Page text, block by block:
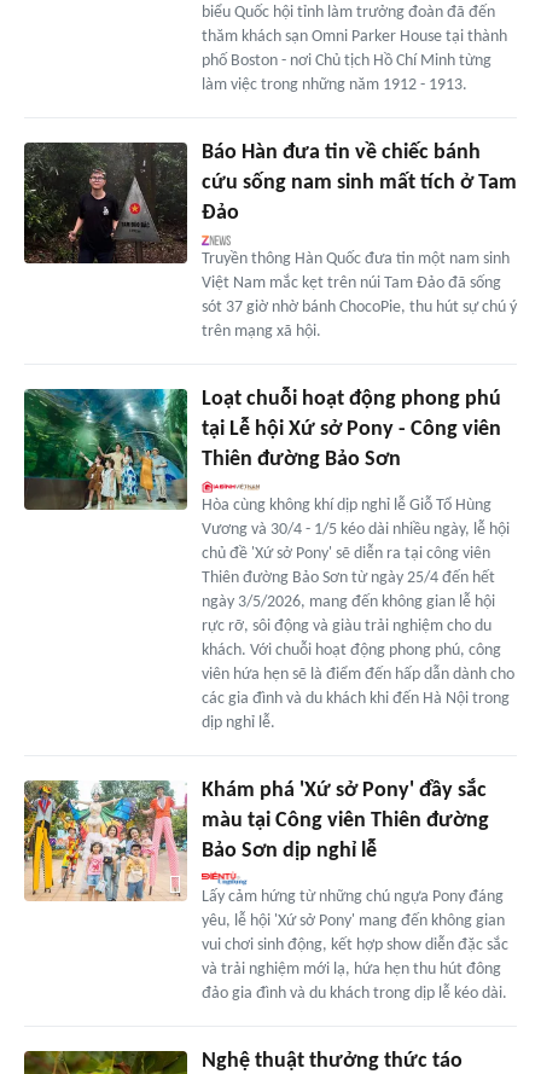
biểu Quốc hội tỉnh làm trưởng đoàn đã đến
thăm khách sạn Omni Parker House tại thành
phố Boston - nơi Chủ tịch Hồ Chí Minh từng
làm việc trong những năm 1912 - 1913.
Báo Hàn đưa tin về chiếc bánh
cứu sống nam sinh mất tích ở Tam
Đảo
Truyền thông Hàn Quốc đưa tin một nam sinh
Việt Nam mắc kẹt trên núi Tam Đảo đã sống
sót 37 giờ nhờ bánh ChocoPie, thu hút sự chú ý
trên mạng xã hội.
Loạt chuỗi hoạt động phong phú
tại Lễ hội Xứ sở Pony - Công viên
Thiên đường Bảo Sơn
Hòa cùng không khí dịp nghỉ lễ Giỗ Tổ Hùng
Vương và 30/4 - 1/5 kéo dài nhiều ngày, lễ hội
chủ đề 'Xứ sở Pony' sẽ diễn ra tại công viên
Thiên đường Bảo Sơn từ ngày 25/4 đến hết
ngày 3/5/2026, mang đến không gian lễ hội
rực rỡ, sôi động và giàu trải nghiệm cho du
khách. Với chuỗi hoạt động phong phú, công
viên hứa hẹn sẽ là điểm đến hấp dẫn dành cho
các gia đình và du khách khi đến Hà Nội trong
dịp nghỉ lễ.
Khám phá 'Xứ sở Pony' đầy sắc
màu tại Công viên Thiên đường
Bảo Sơn dịp nghỉ lễ
Lấy cảm hứng từ những chú ngựa Pony đáng
yêu, lễ hội 'Xứ sở Pony' mang đến không gian
vui chơi sinh động, kết hợp show diễn đặc sắc
và trải nghiệm mới lạ, hứa hẹn thu hút đông
đảo gia đình và du khách trong dịp lễ kéo dài.
Nghệ thuật thưởng thức táo